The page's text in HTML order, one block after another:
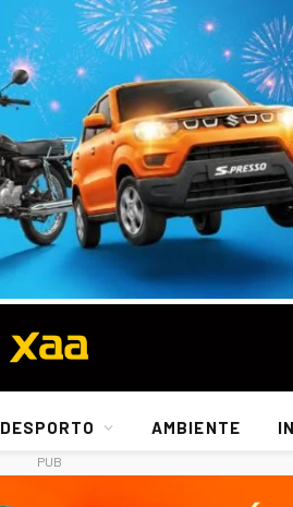
DESPORTO AMBIENTE
PUB